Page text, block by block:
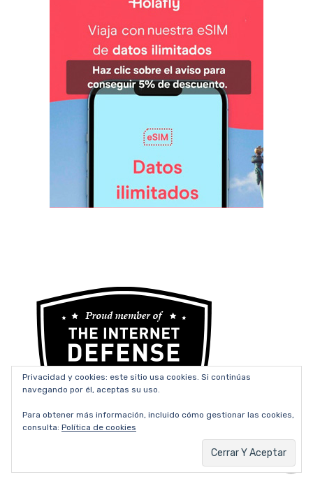
Privacidad y cookies: este sitio usa cookies. Si continúas
navegando por él, aceptas su uso.
Para obtener más información, incluido cómo gestionar las cookies,
consulta: Política de cookies